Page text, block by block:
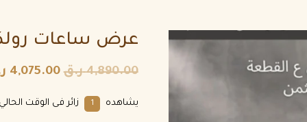
عرض ساعات
4,890.00 ر.ق 4,075.00
يشاهده 1 زائر فى الوقت